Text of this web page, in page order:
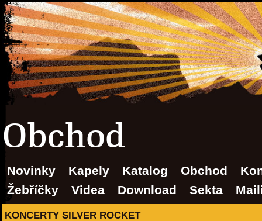
Obchod
Novinky Kapely Katalog Obchod
Žebříčky
Videa Download Sekta
KONCERTY SILVER ROCKET